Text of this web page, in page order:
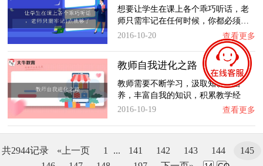
想要让学生在课上各个乖巧听话，老
师只需牢记在任何时候，你都必须…
2016-10-20
查看更多
教师自我进化之路
教师需要不断学习，汲取知识的营
养，丰富自我的知识，积累教学经
验…
2016-10-19 查看更多
共2944记录 «上一页 1 ... 141 142 143 144
145